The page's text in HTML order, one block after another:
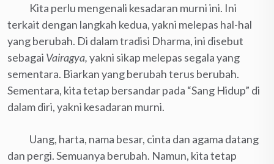
Kita perlu mengenali kesadaran murni ini. Ini
terkait dengan langkah kedua, yakni melepas hal-hal
yang berubah. Di dalam tradisi Dharma, ini disebut
sebagai Vairagya,yakni sikap melepas segala yang
sementara. Biarkan yang berubah terus berubah.
Sementara, kita tetap bersandar pada “Sang Hidup” di
dalam diri, yakni kesadaran murni.
Uang, harta, nama besar, cinta dan agama datang
dan pergi. Semuanya berubah. Namun, kita tetap